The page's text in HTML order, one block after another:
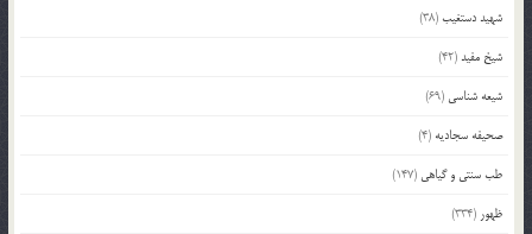
شهید دستغیب(38)
شیخ مفید(42)
شیعه شناسی (69)
صحیفه سجادیه (4)
طب سنتی و گیاهی (147)
ظهور (334)